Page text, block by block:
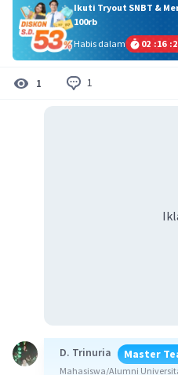
Ikuti Tryout SNBT &
100rb
Habis dalam
02 :16 :
1 1
D. Trinuria Master
Mahasiswa/Alumni